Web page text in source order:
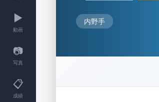
▶️
動画
📷
写真
📋
成績
内野手